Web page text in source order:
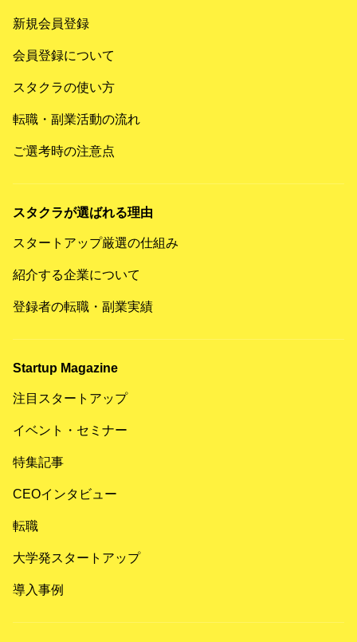
新規会員登録
会員登録について
スタクラの使い方
転職・副業活動の流れ
ご選考時の注意点
スタクラが選ばれる理由
スタートアップ厳選の仕組み
紹介する企業について
登録者の転職・副業実績
Startup Magazine
注目スタートアップ
イベント・セミナー
特集記事
CEOインタビュー
転職
大学発スタートアップ
導入事例